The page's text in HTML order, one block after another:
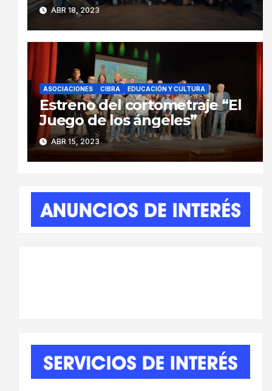
ABR 18, 2023
ASOCIACIONES CIBRA EDUCACIÓN Y CULTURA
Estreno del cortometraje “El
Juego de los ángeles”
ABR 15, 2023